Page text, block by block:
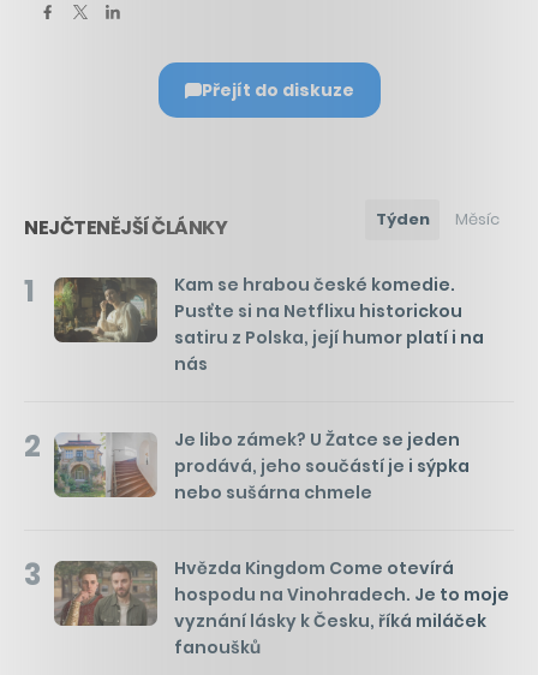
Přejít do diskuze
NEJČTENĚJŠÍ ČLÁNKY Týden Měsíc
1
Kam se hrabou české komedie.
Pusťte si na Netflixu historickou
satiru z Polska, její humor platí i na
nás
2
Je libo zámek? U Žatce se jeden
prodává, jeho součástí je i sýpka
nebo sušárna chmele
3
Hvězda Kingdom Come otevírá
hospodu na Vinohradech. Je to moje
vyznání lásky k Česku, říká miláček
fanoušků